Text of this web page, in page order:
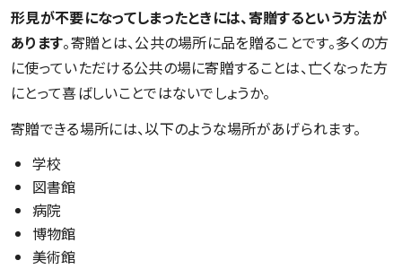
形見が不要になってしまったときには、寄贈するという方法が
あります。寄贈とは、公共の場所に品を贈ることです。多くの方
に使っていただける公共の場に寄贈することは、亡くなった方
にとって喜ばしいことではないでしょうか。
寄贈できる場所には、以下のような場所があげられます。
学校
図書館
病院
博物館
美術館